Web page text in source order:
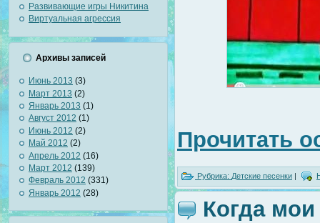
Развивающие игры Никитина
Виртуальная агрессия
Архивы записей
Июнь 2013 (3)
Март 2013 (2)
Январь 2013 (1)
Август 2012 (1)
Июнь 2012 (2)
Май 2012 (2)
Апрель 2012 (16)
Март 2012 (139)
Февраль 2012 (331)
Январь 2012 (28)
Прочитать
Рубрика: Детские песенки |
Когда